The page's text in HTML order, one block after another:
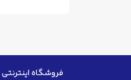
فروشگاه